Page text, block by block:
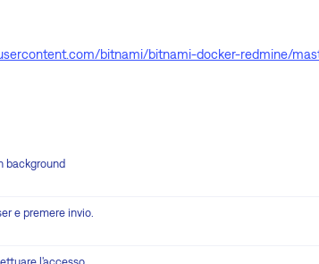
bitnami/bitnami-docker-redmine/
background
e premere invio.